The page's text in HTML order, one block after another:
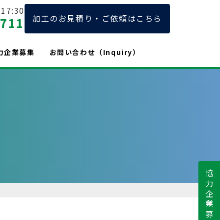
加工のお見積り・ご依頼はこちら
企業募集 お問い合わせ（Inquiry）
協力企業募集